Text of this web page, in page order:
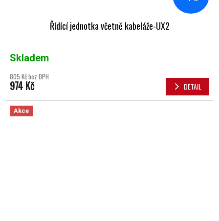
Řídící jednotka včetně kabeláže-UX2
Skladem
805 Kč bez DPH
974 Kč DETAIL
Akce